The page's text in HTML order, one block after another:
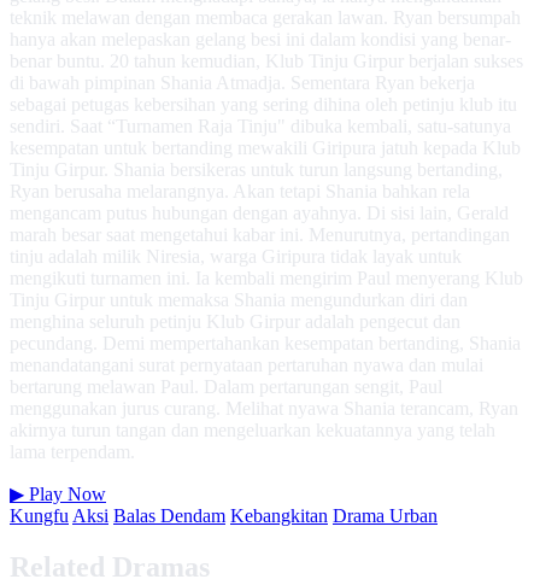
teknik melawan dengan membaca gerakan lawan. Ryan bersumpah
hanya akan melepaskan gelang besi ini dalam kondisi yang benar-
benar buntu. 20 tahun kemudian, Klub Tinju Girpur berjalan sukses
di bawah pimpinan Shania Atmadja. Sementara Ryan bekerja
sebagai petugas kebersihan yang sering dihina oleh petinju klub itu
sendiri. Saat “Turnamen Raja Tinju" dibuka kembali, satu-satunya
kesempatan untuk bertanding mewakili Giripura jatuh kepada Klub
Tinju Girpur. Shania bersikeras untuk turun langsung bertanding,
Ryan berusaha melarangnya. Akan tetapi Shania bahkan rela
mengancam putus hubungan dengan ayahnya. Di sisi lain, Gerald
marah besar saat mengetahui kabar ini. Menurutnya, pertandingan
tinju adalah milik Niresia, warga Giripura tidak layak untuk
mengikuti turnamen ini. Ia kembali mengirim Paul menyerang Klub
Tinju Girpur untuk memaksa Shania mengundurkan diri dan
menghina seluruh petinju Klub Girpur adalah pengecut dan
pecundang. Demi mempertahankan kesempatan bertanding, Shania
menandatangani surat pernyataan pertaruhan nyawa dan mulai
bertarung melawan Paul. Dalam pertarungan sengit, Paul
menggunakan jurus curang. Melihat nyawa Shania terancam, Ryan
akirnya turun tangan dan mengeluarkan kekuatannya yang telah
lama terpendam.
▶ Play Now
Kungfu Aksi Balas Dendam Kebangkitan Drama Urban
Related Dramas